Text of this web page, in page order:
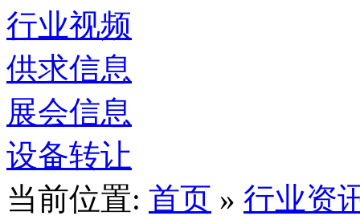
行业视频
供求信息
展会信息
设备转让
当前位置: 首页 » 行业资